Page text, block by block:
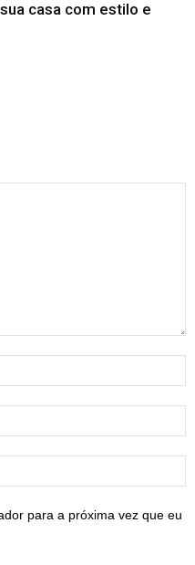
casa com estilo e
para a próxima vez que eu